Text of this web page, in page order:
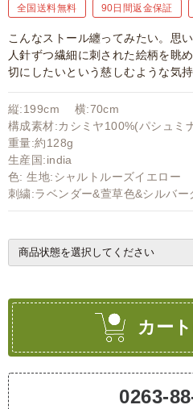
全国送料無料 90日間返金保証
こんなストール纏ってみたい。思
人針ずつ繊細に刺された絵柄を眺
切にしたいという慈しむような気
縦:199cm 横:70cm
構成素材:カシミヤ100%(パシュミ
重量:約128g
生産国:india
色: 生地:シャルトルーズイエロー
刺繍:ラベンダー&萱草色&シルバー
カー
0263-